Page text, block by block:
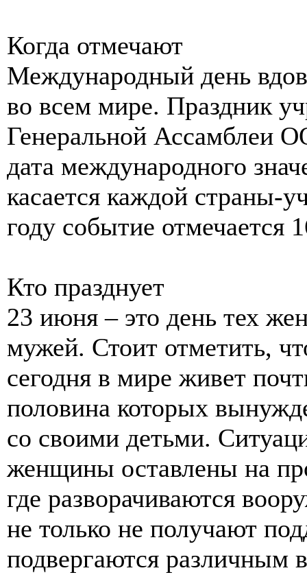
Когда отмечают
Международный день
во всем мире. Праздник
Генеральной Ассамблеи
дата международного
касается каждой страны-
году событие отмечается
Кто празднует
23 июня – это день тех
мужей. Стоит отметить,
сегодня в мире живет
половина которых
со своими детьми.
женщины оставлены на
где разворачиваются
не только не получают
подвергаются различным